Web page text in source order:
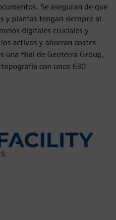
Se aseguran de que
y plantas tengan siempre al
digitales cruciales y
activos y ahorran costes
una filial de Geoterra Group,
con unos 630